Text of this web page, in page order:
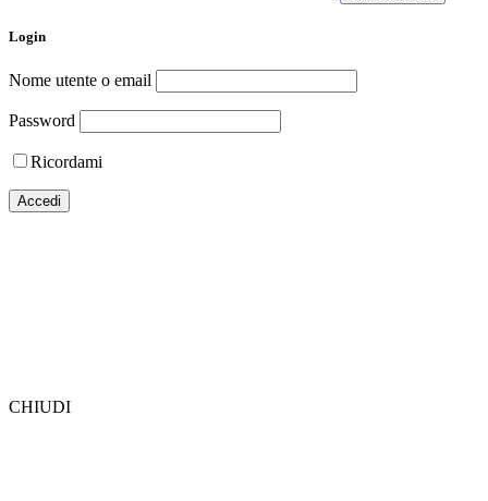
Login
Nome utente o email
Password
Ricordami
CHIUDI